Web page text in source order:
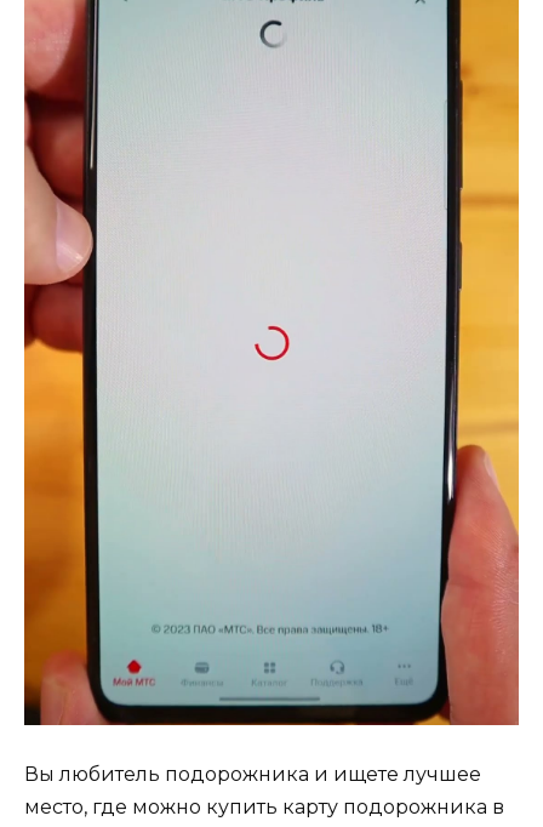
Вы любитель подорожника и ищете лучшее
место, где можно купить карту подорожника в